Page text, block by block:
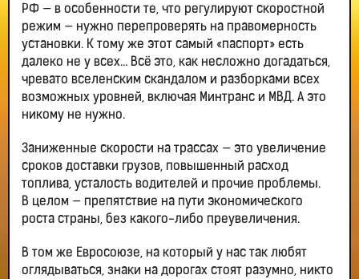
РФ — в особенности те, что регулируют скоростной
режим — нужно перепроверять на правомерность
установки. К тому же этот самый «паспорт» есть
далеко не у всех… Всё это, как несложно догадаться,
чревато вселенским скандалом и разборками всех
возможных уровней, включая Минтранс и МВД. А это
никому не нужно.
Заниженные скорости на трассах — это увеличение
сроков доставки грузов, повышенный расход
топлива, усталость водителей и прочие проблемы.
В целом — препятствие на пути экономического
роста страны, без какого-либо преувеличения.
В том же Евросоюзе, на который у нас так любят
оглядываться, знаки на дорогах стоят разумно, никто